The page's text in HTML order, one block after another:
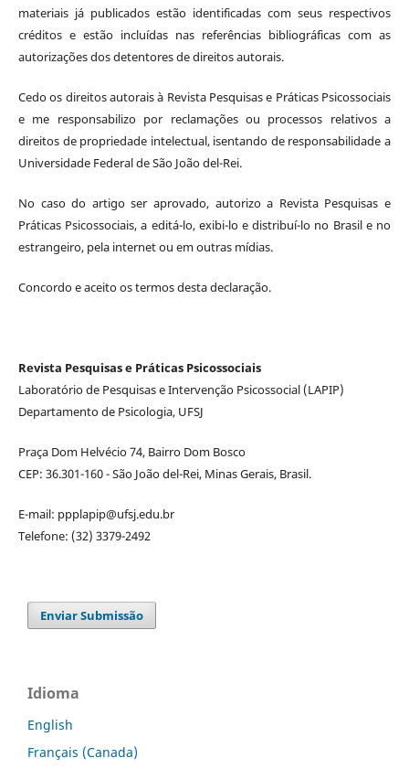
materiais já publicados estão identificadas com seus respectivos
créditos e estão incluídas nas referências bibliográficas com as
autorizações dos detentores de direitos autorais.
Cedo os direitos autorais à Revista Pesquisas e Práticas Psicossociais
e me responsabilizo por reclamações ou processos relativos a
direitos de propriedade intelectual, isentando de responsabilidade a
Universidade Federal de São João del-Rei.
No caso do artigo ser aprovado, autorizo a Revista Pesquisas e
Práticas Psicossociais, a editá-lo, exibi-lo e distribuí-lo no Brasil e no
estrangeiro, pela internet ou em outras mídias.
Concordo e aceito os termos desta declaração.
Revista Pesquisas e Práticas Psicossociais
Laboratório de Pesquisas e Intervenção Psicossocial (LAPIP)
Departamento de Psicologia, UFSJ
Praça Dom Helvécio 74, Bairro Dom Bosco
CEP: 36.301-160 - São João del-Rei, Minas Gerais, Brasil.
E-mail: ppplapip@ufsj.edu.br
Telefone: (32) 3379-2492
Enviar Submissão
Idioma
English
Français (Canada)